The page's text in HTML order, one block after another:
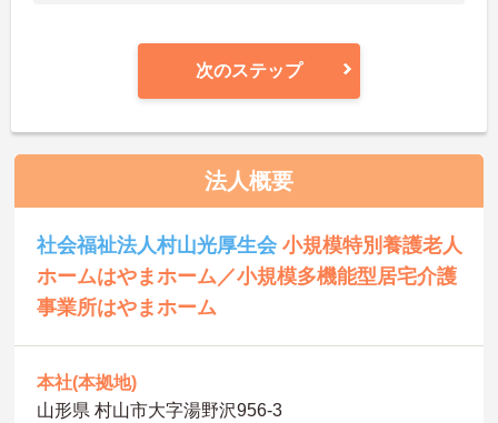
次のステップ
法人概要
社会福祉法人村山光厚生会小規模特別養護老人
ホームはやまホーム／小規模多機能型居宅介護
事業所はやまホーム
本社(本拠地)
山形県 村山市大字湯野沢956‐3